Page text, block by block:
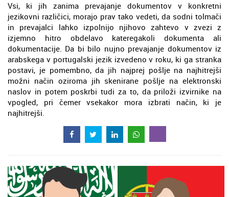
Vsi, ki jih zanima prevajanje dokumentov v konkretni
jezikovni različici, morajo prav tako vedeti, da sodni tolmači
in prevajalci lahko izpolnijo njihovo zahtevo v zvezi z
izjemno hitro obdelavo kateregakoli dokumenta ali
dokumentacije. Da bi bilo nujno prevajanje dokumentov iz
arabskega v portugalski jezik izvedeno v roku, ki ga stranka
postavi, je pomembno, da jih najprej pošlje na najhitrejši
možni način oziroma jih skenirane pošlje na elektronski
naslov in potem poskrbi tudi za to, da priloži izvirnike na
vpogled, pri čemer vsekakor mora izbrati način, ki je
najhitrejši.